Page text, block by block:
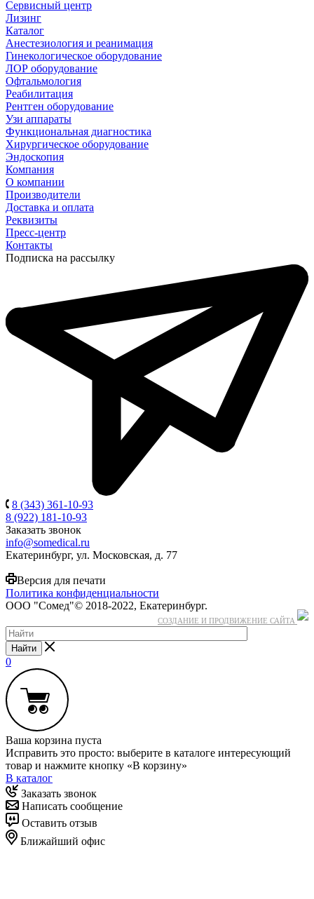
Сервисный центр
Лизинг
Каталог
Анестезиология и реанимация
Гинекологическое оборудование
ЛОР оборудование
Офтальмология
Реабилитация
Рентген оборудование
Узи аппараты
Функциональная диагностика
Хирургическое оборудование
Эндоскопия
Компания
О компании
Производители
Доставка и оплата
Реквизиты
Пресс-центр
Контакты
Подписка на рассылку
8 (343) 361-10-93
8 (922) 181-10-93
Заказать звонок
info@somedical.ru
Екатеринбург, ул. Московская, д. 77
Версия для печати
Политика конфиденциальности
ООО "Сомед"© 2018-2022, Екатеринбург.
СОЗДАНИЕ И ПРОДВИЖЕНИЕ САЙТА
Найти
0
Ваша корзина пуста
Исправить это просто: выберите в каталоге интересующий
товар и нажмите кнопку «В корзину»
В каталог
Заказать звонок
Написать сообщение
Оставить отзыв
Ближайший офис